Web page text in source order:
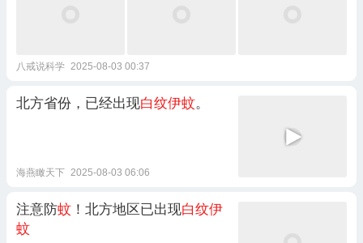
八戒说科学 2025-08-03 00:37
北方省份，已经出现白纹伊蚊。
海燕瞰天下 2025-08-03 06:06
注意防蚊 ！北方地区已出现白纹伊
蚊